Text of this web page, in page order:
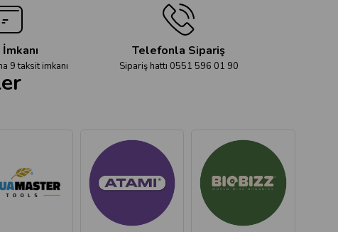
9 taksit imkanı
Telefonla Sipariş
Sipariş hattı 0551 596 01 90